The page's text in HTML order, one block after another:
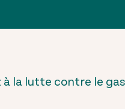
la lutte contre le